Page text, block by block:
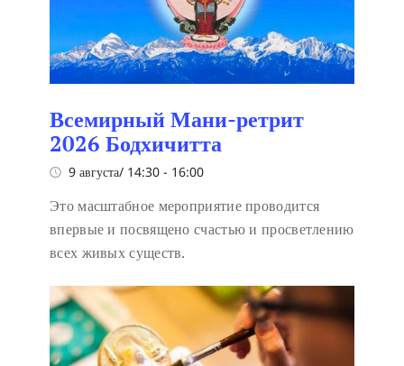
Всемирный Мани-ретрит
2026 Бодхичитта
9 августа/ 14:30 - 16:00
Это масштабное мероприятие проводится
впервые и посвящено счастью и просветлению
всех живых существ.